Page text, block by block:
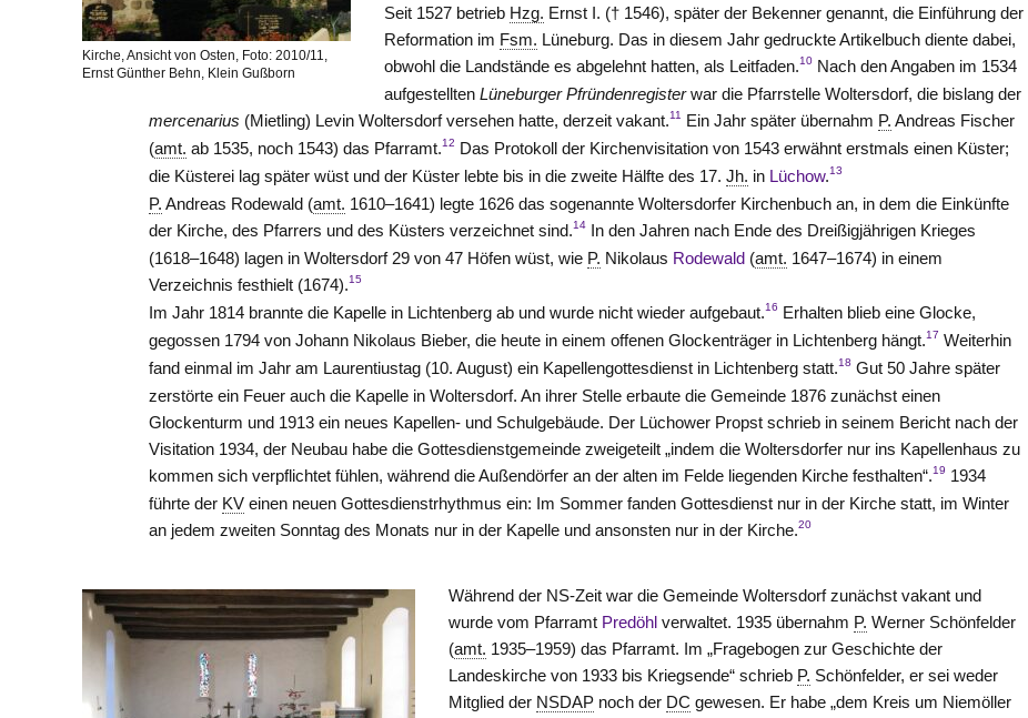
Kirche, Ansicht von Osten, Foto: 2010/11,
Ernst Günther Behn, Klein Gußborn
Seit 1527 betrieb Hzg. Ernst I. († 1546), später der Bekenner genannt, die Einführung der
Reformation im Fsm. Lüneburg. Das in diesem Jahr gedruckte Artikelbuch diente dabei,
obwohl die Landstände es abgelehnt hatten, als Leitfaden.10 Nach den Angaben im 1534
aufgestelltenLüneburger Pfründenregisterwar die Pfarrstelle Woltersdorf, die bislang der
mercenarius (Mietling) LevinWoltersdorfversehen hatte, derzeit vakant.11 Ein Jahr später übernahm P. Andreas Fischer
(amt. ab 1535, noch 1543) das Pfarramt.12 Das Protokoll der Kirchenvisitation von 1543 erwähnt erstmals einen Küster;
die Küsterei lag später wüst und der Küster lebte bis in die zweite Hälfte des 17.Jh. in Lüchow.13
P. Andreas Rodewald (amt. 1610–1641) legte 1626 das sogenannte Woltersdorfer Kirchenbuch an, in dem die Einkünfte
der Kirche, des Pfarrers und des Küsters verzeichnet sind.14 In den Jahren nach Ende des Dreißigjährigen Krieges
(1618–1648) lagen in Woltersdorf 29 von 47 Höfen wüst, wie P. Nikolaus Rodewald (amt. 1647–1674) in einem
Verzeichnis festhielt (1674).15
Im Jahr 1814 brannte die Kapelle in Lichtenberg ab und wurde nicht wieder aufgebaut.16 Erhalten blieb eine Glocke,
gegossen 1794 von Johann Nikolaus Bieber, die heute in einem offenen Glockenträger in Lichtenberg hängt.17 Weiterhin
fand einmal im Jahr am Laurentiustag (10. August) ein Kapellengottesdienst in Lichtenberg statt.18 Gut 50 Jahre später
zerstörte ein Feuer auch die Kapelle in Woltersdorf. An ihrer Stelle erbaute die Gemeinde 1876 zunächst einen
Glockenturm und 1913 ein neues Kapellen- und Schulgebäude. Der Lüchower Propst schrieb in seinem Bericht nach der
Visitation 1934, der Neubau habe die Gottesdienstgemeinde zweigeteilt „indem die Woltersdorfer nur ins Kapellenhaus zu
kommen sich verpflichtet fühlen, während die Außendörfer an der alten im Felde liegenden Kirche festhalten“.19 1934
führte der KV einen neuen Gottesdienstrhythmus ein: Im Sommer fanden Gottesdienst nur in der Kirche statt, im Winter
an jedem zweiten Sonntag des Monats nur in der Kapelle und ansonsten nur in der Kirche.20
Während der NS-Zeit war die Gemeinde Woltersdorf zunächst vakant und
wurde vom Pfarramt Predöhl verwaltet. 1935 übernahm P. Werner Schönfelder
(amt. 1935–1959) das Pfarramt. Im „Fragebogen zur Geschichte der
Landeskirche von 1933 bis Kriegsende“ schrieb P. Schönfelder, er sei weder
Mitglied der NSDAP noch der DC gewesen. Er habe „dem Kreis um Niemöller